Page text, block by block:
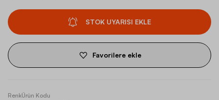
STOK UYARISI EKLE
Favorilere ekle
RenkÜrün Kodu